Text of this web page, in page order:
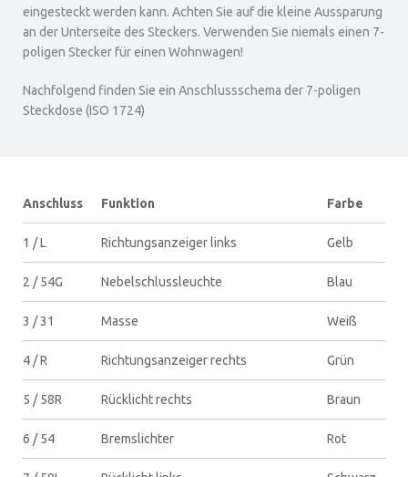
eingesteckt werden kann. Achten Sie auf die kleine Aussparung
an der Unterseite des Steckers. Verwenden Sie niemals einen 7-
poligen Stecker für einen Wohnwagen!
Nachfolgend finden Sie ein Anschlussschema der 7-poligen
Steckdose (ISO 1724)
Anschluss Funktion Farbe
1 / L Richtungsanzeiger links Gelb
2 / 54G Nebelschlussleuchte Blau
3 / 31 Masse Weiß
4 / R Richtungsanzeiger rechts Grün
5 / 58R Rücklicht rechts Braun
6 / 54 Bremslichter Rot